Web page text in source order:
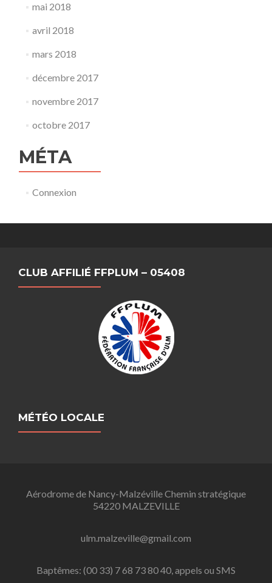
mai 2018
avril 2018
mars 2018
décembre 2017
novembre 2017
octobre 2017
MÉTA
Connexion
CLUB AFFILIÉ FFPLUM – 05408
MÉTÉO LOCALE
Aérodrome de Nancy-Malzéville Chemin stratégique
54220 MALZEVILLE
ulm.malzeville@gmail.com
Baptêmes: (00 33) 7 68 73 80 40, appels ou SMS